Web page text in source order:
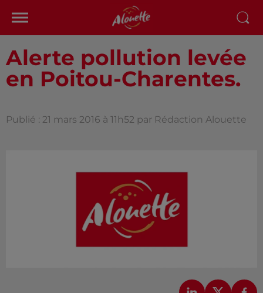
Alerte pollution levée
en Poitou-Charentes.
Publié : 21 mars 2016 à 11h52 par Rédaction Alouette